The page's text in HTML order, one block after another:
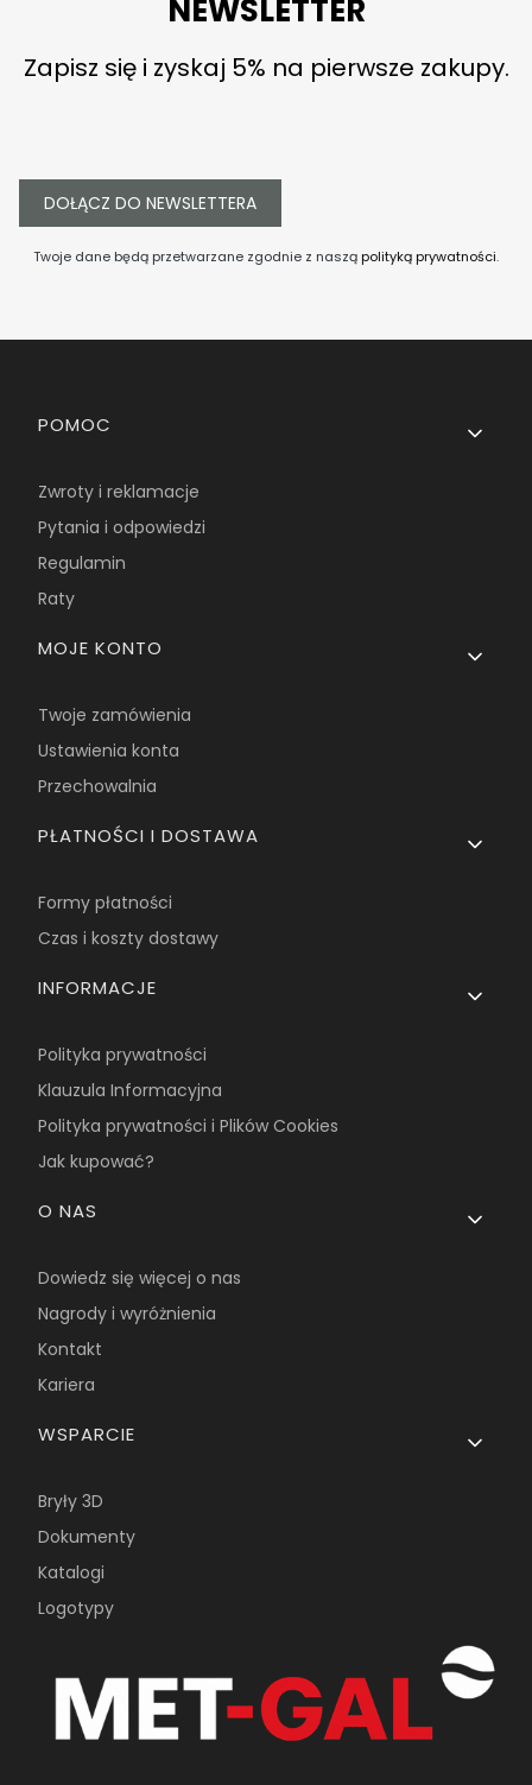
NEWSLETTER
Zapisz się i zyskaj 5% na pierwsze zakupy.
DOŁĄCZ DO NEWSLETTERA
Twoje dane będą przetwarzane zgodnie z naszą polityką prywatności.
Linki w stopce
POMOC
Zwroty i reklamacje
Pytania i odpowiedzi
Regulamin
Raty
MOJE KONTO
Twoje zamówienia
Ustawienia konta
Przechowalnia
PŁATNOŚCI I DOSTAWA
Formy płatności
Czas i koszty dostawy
INFORMACJE
Polityka prywatności
Klauzula Informacyjna
Polityka prywatności i Plików Cookies
Jak kupować?
O NAS
Dowiedz się więcej o nas
Nagrody i wyróżnienia
Kontakt
Kariera
WSPARCIE
Bryły 3D
Dokumenty
Katalogi
Logotypy